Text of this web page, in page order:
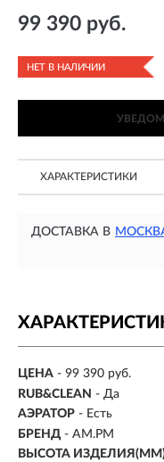
99 390 руб.
НЕТ В НАЛИЧИИ
ХАРАКТЕРИСТИКИ
ДОСТАВКА В
ЦЕНА - 99 390 руб.
RUB&CLEAN - Да
АЭРАТОР - Есть
БРЕНД - AM.PM
ВЫСОТА